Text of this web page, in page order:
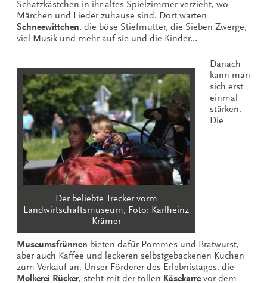
Schatzkästchen in ihr altes Spielzimmer verzieht, wo
Märchen und Lieder zuhause sind. Dort warten
Schneewittchen, die böse Stiefmutter, die Sieben Zwerge,
viel Musik und mehr auf sie und die Kinder…
Der beliebte Trecker vorm
Landwirtschaftsmuseum, Foto: Karlheinz
Krämer
Danach
kann man
sich erst
einmal
stärken.
Die
Museumsfrünnen bieten dafür Pommes und Bratwurst,
aber auch Kaffee und leckeren selbstgebackenen Kuchen
zum Verkauf an. Unser Förderer des Erlebnistages, die
Molkerei Rücker, steht mit der tollen Käsekarrevor dem